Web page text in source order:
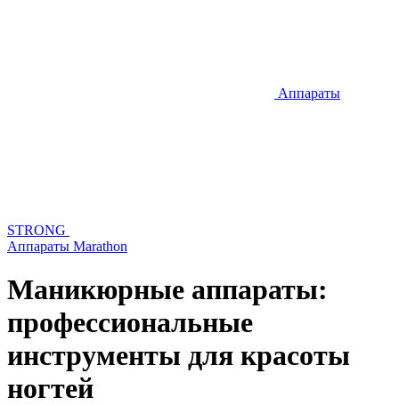
Аппараты
STRONG
Аппараты Marathon
Маникюрные аппараты:
профессиональные
инструменты для красоты
ногтей